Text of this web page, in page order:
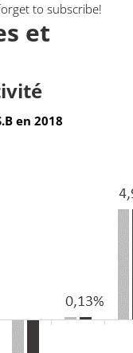
to subscribe!
et
en 2018